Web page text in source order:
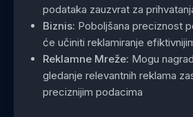
podataka zauzvrat za
Biznis: Poboljšana preciznost
će učiniti reklamiranje
Reklamne Mreže: Mogu
gledanje relevantnih reklama
preciznijim podacima